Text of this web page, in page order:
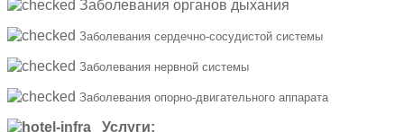
Заболевания органов дыхания
Заболевания сердечно-сосудистой системы
Заболевания нервной системы
Заболевания опорно-двигательного аппарата
Услуги: